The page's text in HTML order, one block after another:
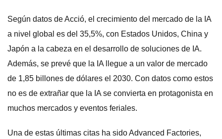
Según datos de Acció, el crecimiento del mercado de la IA
a nivel global es del 35,5%, con Estados Unidos, China y
Japón a la cabeza en el desarrollo de soluciones de IA.
Además, se prevé que la IA llegue a un valor de mercado
de 1,85 billones de dólares el 2030. Con datos como estos
no es de extrañar que la IA se convierta en protagonista en
muchos mercados y eventos feriales.
Una de estas últimas citas ha sido Advanced Factories,